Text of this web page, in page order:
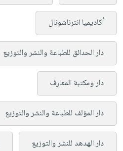
أكاديميا انترناشونال
دار الحدائق للطباعة والنشر والتوزيع
دار ومكتبة المعارف
دار المؤلف للطباعة والنشر والتوزيع
دار الهدهد للنشر والتوزيع